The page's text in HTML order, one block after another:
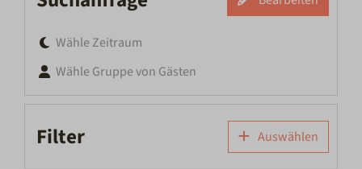
Wähle Zeitraum
Wähle Gruppe von Gästen
Filter Auswählen